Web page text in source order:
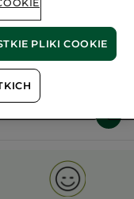
NAT.
PLIKI COOKIE